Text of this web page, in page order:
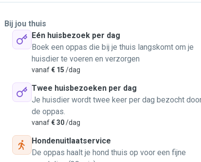
Bij jou thuis
Eén huisbezoek per dag
Boek een oppas die bij je thuis langskomt om je
huisdier te voeren en verzorgen
vanaf€ 15 /dag
Twee huisbezoeken per dag
Je huisdier wordt twee keer per dag bezocht
de oppas.
vanaf€ 30/dag
Hondenuitlaatservice
De oppas haalt je hond thuis op voor een fijne